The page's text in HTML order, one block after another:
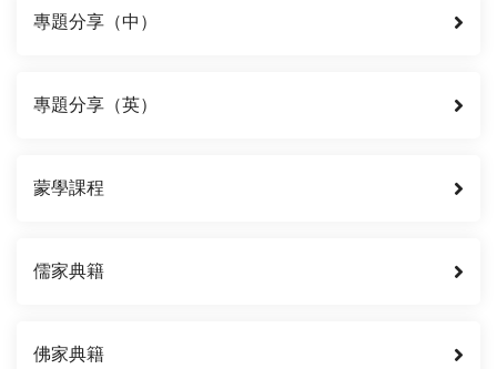
專題分享（中）
專題分享（英）
蒙學課程
儒家典籍
佛家典籍